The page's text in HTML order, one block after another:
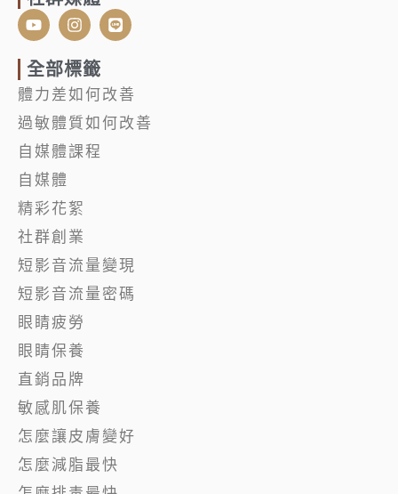
Y
o
t
u
b
e
I
n
t
a
g
r
a
m
L
i
全部標籤
體力差如何改善
過敏體質如何改善
自媒體課程
自媒體
精彩花絮
社群創業
短影音流量變現
短影音流量密碼
眼睛疲勞
眼睛保養
直銷品牌
敏感肌保養
怎麼讓皮膚變好
怎麼減脂最快